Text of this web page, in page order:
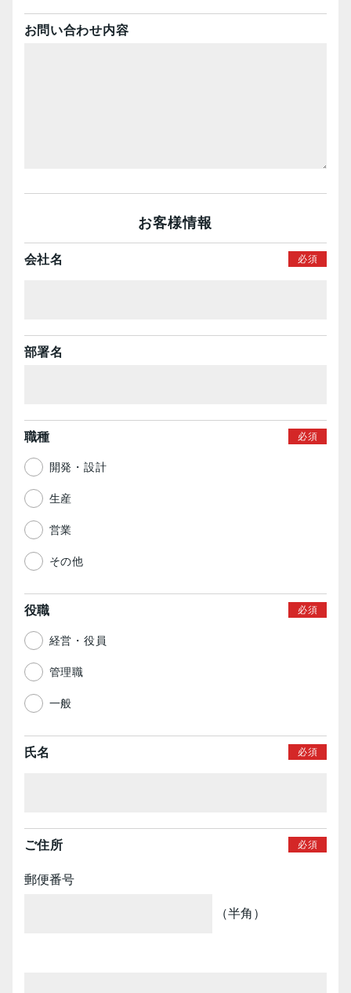
お問い合わせ内容
お客様情報
会社名
部署名
職種
開発・設計
生産
営業
その他
役職
経営・役員
管理職
一般
氏名
ご住所
郵便番号
（半角）